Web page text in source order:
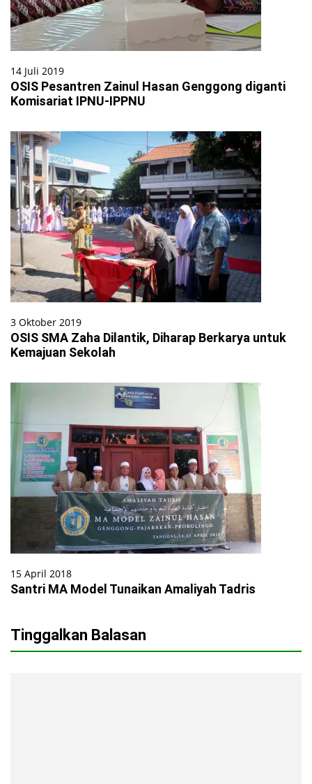
14 Juli 2019
OSIS Pesantren Zainul Hasan Genggong diganti
Komisariat IPNU-IPPNU
3 Oktober 2019
OSIS SMA Zaha Dilantik, Diharap Berkarya untuk
Kemajuan Sekolah
15 April 2018
Santri MA Model Tunaikan Amaliyah Tadris
Tinggalkan Balasan